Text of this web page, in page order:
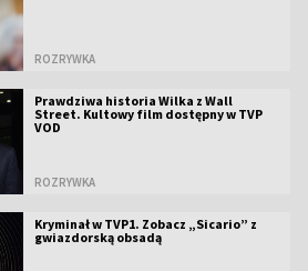
ROZRYWKA
Prawdziwa historia Wilka z Wall
Street. Kultowy film dostępny w TVP
VOD
ROZRYWKA
Kryminał w TVP1. Zobacz „Sicario” z
gwiazdorską obsadą